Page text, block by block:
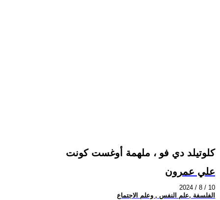
كلوتيلد دي فو ، ملهمة أوغست كونت
علي عمرون
2024 / 8 / 10
الفلسفة ,علم النفس , وعلم الاجتماع